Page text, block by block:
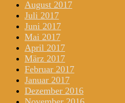
August 2017
Juli 2017
Juni 2017
Mai 2017
April 2017
März 2017
Februar 2017
Januar 2017
Dezember 2016